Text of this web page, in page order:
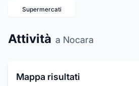
Supermercati
Attività a Nocara
Mappa risultati
13